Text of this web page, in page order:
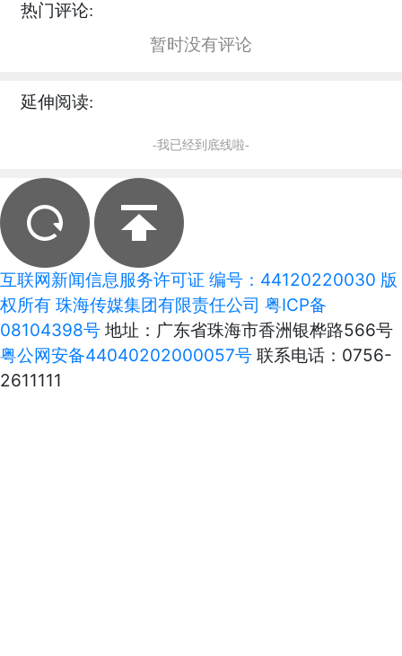
热门评论:
暂时没有评论
延伸阅读:
-我已经到底线啦-
互联网新闻信息服务许可证 编号：44120220030 版
权所有 珠海传媒集团有限责任公司 粤ICP备
08104398号 地址：广东省珠海市香洲银桦路566号
粤公网安备44040202000057号 联系电话：0756-
2611111